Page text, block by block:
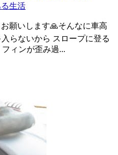
生活
願いします🙏そんなに車高
らないから スロープに登る
ィンが歪み過...